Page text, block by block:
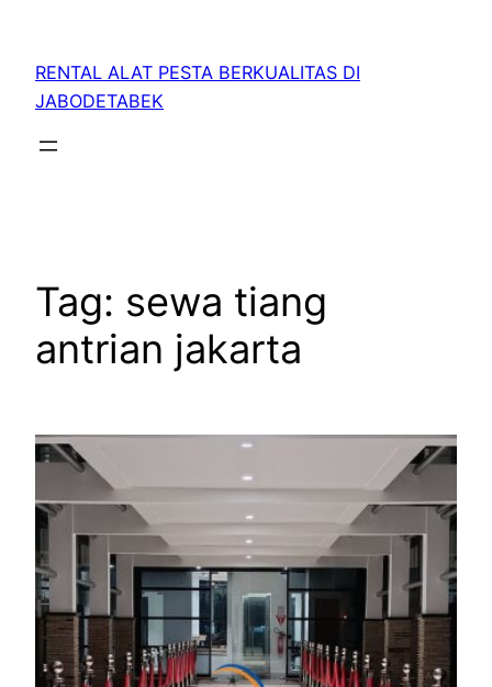
RENTAL ALAT PESTA BERKUALITAS DI
JABODETABEK
Tag: sewa tiang
antrian jakarta